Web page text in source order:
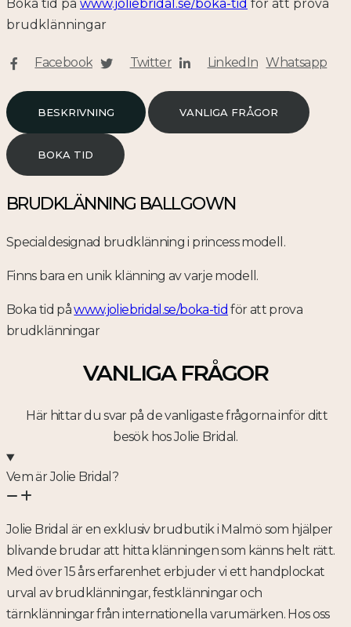
Boka tid på www.joliebridal.se/boka-tid för att prova
brudklänningar
Facebook Twitter LinkedIn Whatsapp
BESKRIVNING VANLIGA FRÅGOR
BOKA TID
BRUDKLÄNNING BALLGOWN
Specialdesignad brudklänning i princess modell.
Finns bara en unik klänning av varje modell.
Boka tid påwww.joliebridal.se/boka-tid för att prova
brudklänningar
VANLIGA FRÅGOR
Här hittar du svar på de vanligaste frågorna inför ditt
besök hos Jolie Bridal.
Vem är Jolie Bridal?
Jolie Bridal är en exklusiv brudbutik i Malmö som hjälper
blivande brudar att hitta klänningen som känns helt rätt.
Med över 15 års erfarenhet erbjuder vi ett handplockat
urval av brudklänningar, festklänningar och
tärnklänningar från internationella varumärken. Hos oss